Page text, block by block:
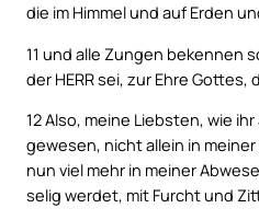
die im Himmel und auf Erden
11 und alle Zungen bekennen
der HERR sei, zur Ehre Gottes,
12Also, meine Liebsten, wie
gewesen, nicht allein in
nun viel mehr in meiner
selig werdet, mit Furcht und